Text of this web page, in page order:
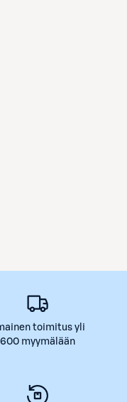
toimitus yli
600 myymälään